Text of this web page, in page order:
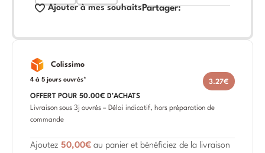
Ajouter à mes souhaitsPartager:
Colissimo
4 à 5 jours ouvrés*
3.27€
OFFERT POUR 50.00€ D’ACHATS
Livraison sous 3j ouvrés – Délai indicatif, hors préparation de
commande
Ajoutez50,00€ au panier et bénéficiez de la livraison